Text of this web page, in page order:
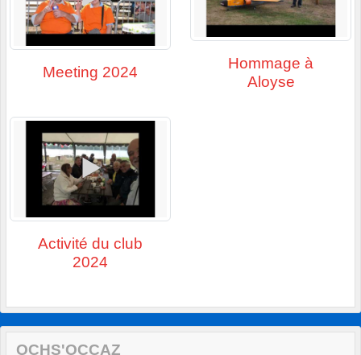
Meeting 2024
Hommage à
Aloyse
Activité du club
2024
OCHS'OCCAZ